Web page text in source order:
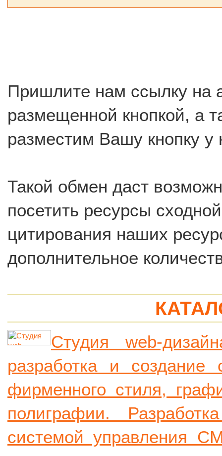
Пришлите нам ссылку на
размещенной кнопкой, а
разместим Вашу кнопку у
Такой обмен даст
посетить ресурсы
цитирования наших
дополнительное
Студия web-
разработка и создание
фирменного стиля,
полиграфии.
системой управления